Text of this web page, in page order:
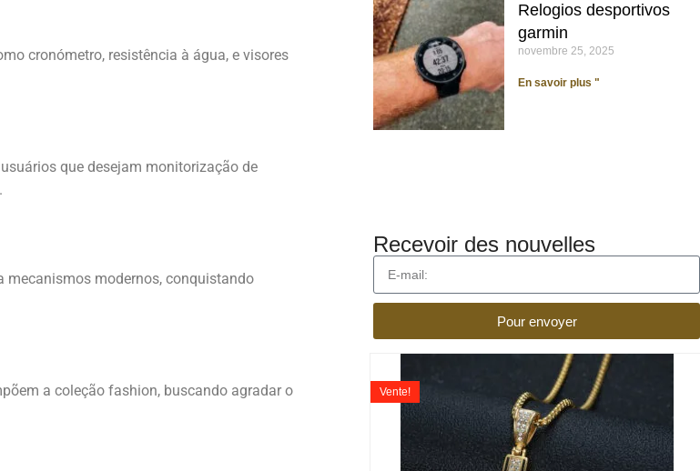
cronómetro, resistência à água, e visores
que desejam monitorização de
mecanismos modernos, conquistando
a coleção fashion, buscando agradar o
Relogios desportivos
garmin
novembre 25, 2025
En savoir plus "
Recevoir des nouvelles
Pour envoyer
Vente!